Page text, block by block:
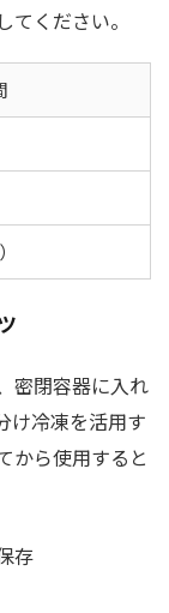
ください。
密閉容器に入れ
け冷凍を活用す
から使用すると
存